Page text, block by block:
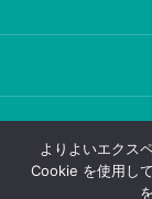
ログイ
よりよいエクス
Cookie を使用し